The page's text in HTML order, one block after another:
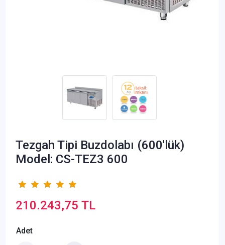
Tezgah Tipi Buzdolabı (600'lük)
Model: CS-TEZ3 600
210.243,75 TL
Adet